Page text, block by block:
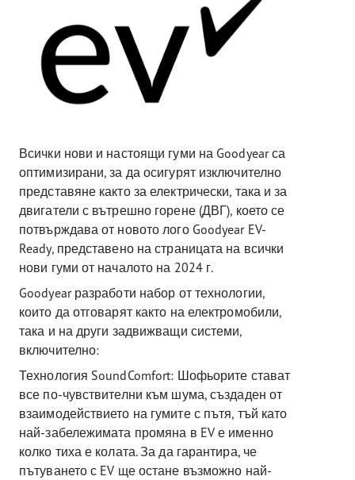
Всички нови и настоящи гуми на Goodyear са
оптимизирани, за да осигурят изключително
представяне както за електрически, така и за
двигатели с вътрешно горене (ДВГ), което се
потвърждава от новото лого Goodyear EV-
Ready, представено на страницата на всички
нови гуми от началото на 2024 г.
Goodyear разработи набор от технологии,
които да отговарят както на електромобили,
така и на други задвижващи системи,
включително:
Технология SoundComfort: Шофьорите стават
все по-чувствителни към шума, създаден от
взаимодействието на гумите с пътя, тъй като
най-забележимата промяна в EV е именно
колко тиха е колата. За да гарантира, че
пътуването с EV ще остане възможно най-